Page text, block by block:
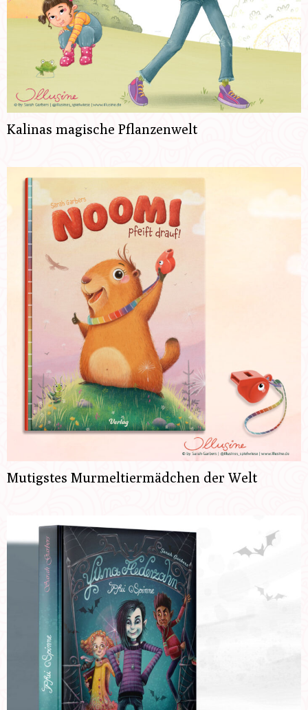
Kalinas magische Pflanzenwelt
Mutigstes Murmeltiermädchen der Welt